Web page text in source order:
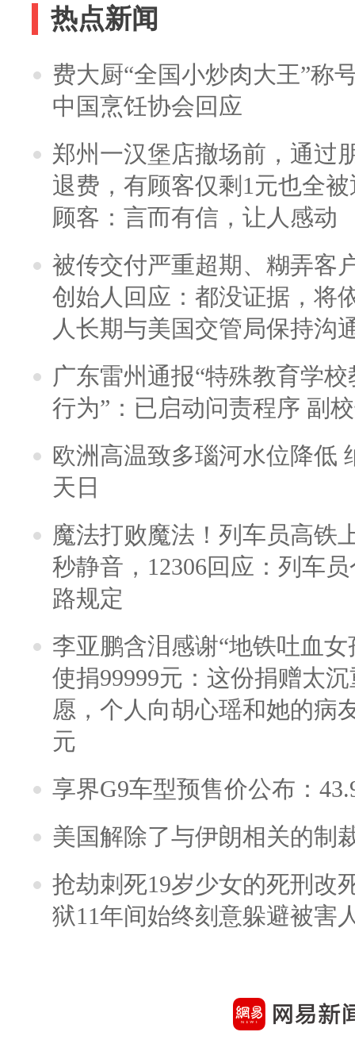
热点新闻
费大厨“全国小炒肉大王”称
中国烹饪协会回应
郑州一汉堡店撤场前，通过
退费，有顾客仅剩1元也全
顾客：言而有信，让人感动
被传交付严重超期、糊弄客
创始人回应：都没证据，将
人长期与美国交管局保持沟
广东雷州通报“特殊教育学
行为”：已启动问责程序 副
欧洲高温致多瑙河水位降低
天日
魔法打败魔法！列车员高铁
秒静音，12306回应：列车
路规定
李亚鹏含泪感谢“地铁吐血
使捐99999元：这份捐赠太
愿，个人向胡心瑶和她的病
元
享界G9车型预售价公布：
美国解除了与伊朗相关的制
抢劫刺死19岁少女的死刑改
狱11年间始终刻意躲避被害